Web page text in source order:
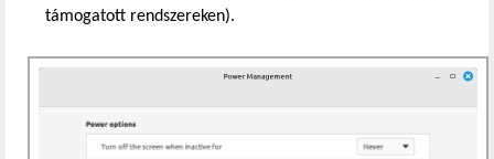
támogatott rendszereken).